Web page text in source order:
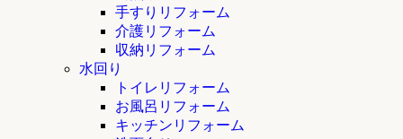
手すりリフォーム
介護リフォーム
収納リフォーム
水回り
トイレリフォーム
お風呂リフォーム
キッチンリフォーム